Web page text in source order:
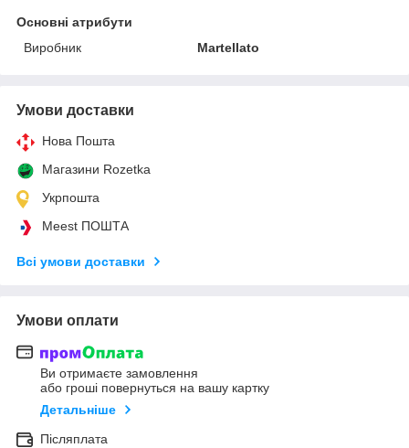
Основні атрибути
Виробник
Martellato
Умови доставки
Нова Пошта
Магазини Rozetka
Укрпошта
Meest ПОШТА
Всі умови доставки
Умови оплати
Ви отримаєте замовлення
або гроші повернуться на вашу картку
Детальніше
Післяплата